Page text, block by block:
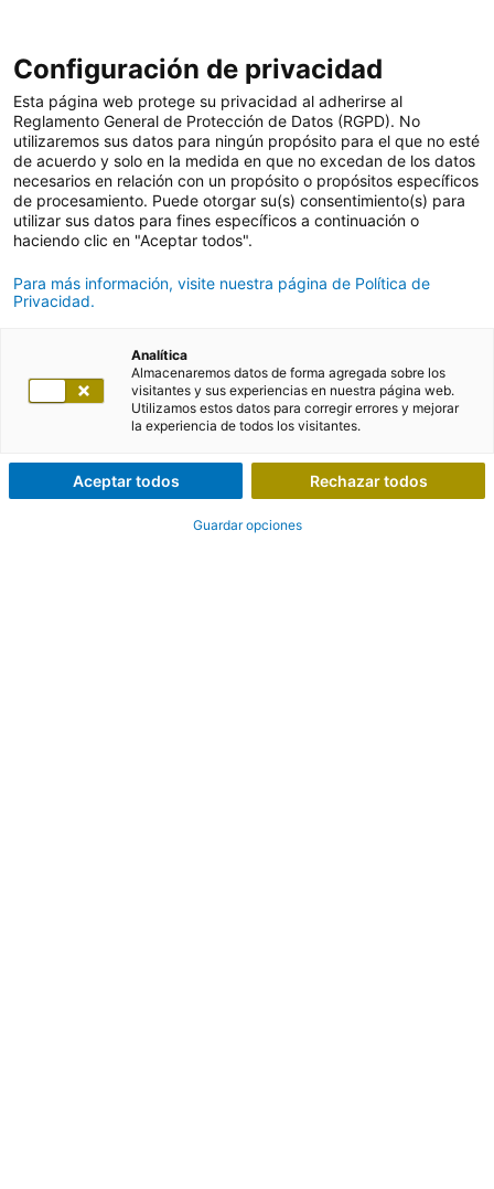
Configuración de privacidad
Esta página web protege su privacidad al adherirse al
Reglamento General de Protección de Datos (RGPD). No
utilizaremos sus datos para ningún propósito para el que no esté
de acuerdo y solo en la medida en que no excedan de los datos
necesarios en relación con un propósito o propósitos específicos
de procesamiento. Puede otorgar su(s) consentimiento(s) para
utilizar sus datos para fines específicos a continuación o
haciendo clic en "Aceptar todos".
Para más información, visite nuestra página de Política de
Privacidad.
Analítica
Almacenaremos datos de forma agregada sobre los
visitantes y sus experiencias en nuestra página web.
Utilizamos estos datos para corregir errores y mejorar
la experiencia de todos los visitantes.
Aceptar todos Rechazar todos
Guardar opciones